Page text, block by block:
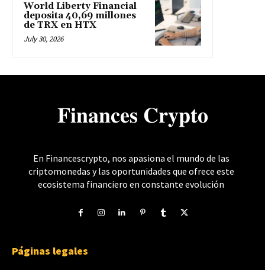
World Liberty Financial
deposita 40,69 millones
de TRX en HTX
July 30, 2026
𝐅𝐢𝐧𝐚𝐧𝐜𝐞𝐬 𝐂𝐫𝐲𝐩𝐭𝐨
En Financescrypto, nos apasiona el mundo de las
criptomonedas y las oportunidades que ofrece este
ecosistema financiero en constante evolución
Páginas legales